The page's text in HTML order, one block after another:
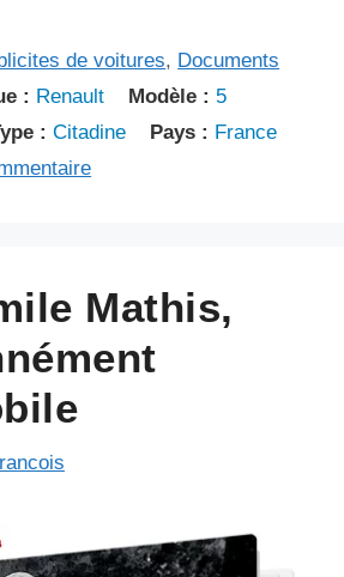
de voitures, Documents
: Renault Modèle : 5
: Citadine Pays : France
Mathis,